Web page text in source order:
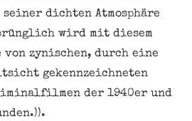
dichten Atmosphäre
wird mit diesem
zynischen, durch eine
gekennzeichneten
der 1940er und